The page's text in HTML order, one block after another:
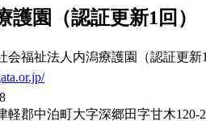
護園（認証更新1回）
会福祉法人内潟療護園（認証更新1
軽郡中泊町大字深郷田字甘木120-2